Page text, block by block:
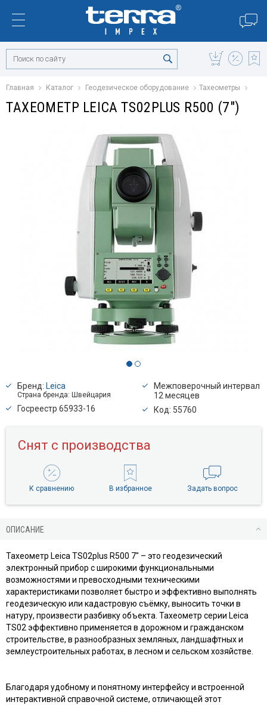
Главная Каталог Геодезическое оборудование Тахеометры
ТАХЕОМЕТР LEICA TS02PLUS R500 (7")
Бренд: Leica
Страна бренда: Швейцария
Госреестр 65933-16
Межповерочный интервал
12 месяцев
Код: 55760
Снят с производства
К сравнению В избранное Задать вопрос
ОПИСАНИЕ
Тахеометр Leica TS02plus R500 7" – это геодезический
электронный прибор с широкими функциональными
возможностями и превосходными техническими
характеристиками позволяет быстро и эффективно выполнять
геодезическую или кадастровую съёмку, выносить точки в
натуру, произвести разбивку объекта. Тахеометр серии Leica
TS02 эффективно применяется в дорожном и гражданском
строительстве, в разнообразных земляных, ландшафтных и
землеустроительных работах, в лесном и сельском хозяйстве.
Благодаря удобному и понятному интерфейсу и встроенной
интерактивной справочной системе, отличающей этот